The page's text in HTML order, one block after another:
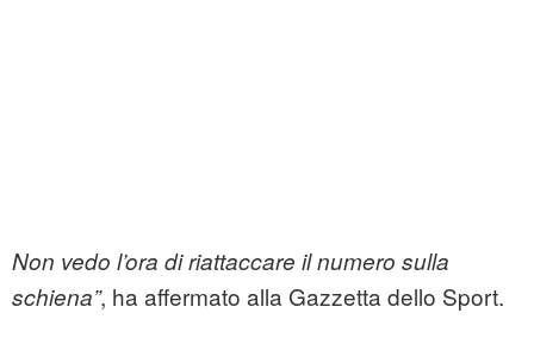
Non vedo l’ora di riattaccare il numero sulla
schiena”, ha affermato alla Gazzetta dello Sport.